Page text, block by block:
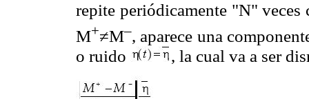
repite periódicamente "N" veces
M+≠M–, aparece una
o ruido
, la cual va a ser